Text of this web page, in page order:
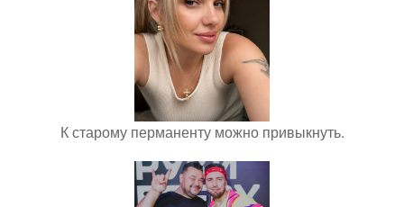
К старому перманенту можно привыкнуть.